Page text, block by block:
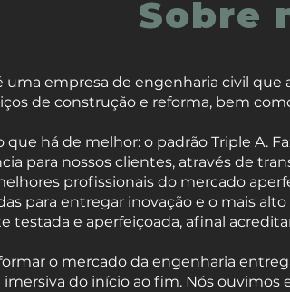
Sobre
uma empresa de engenharia civil
de construção e reforma, bem
que há de melhor: o padrão Triple A.
para nossos clientes, através de
profissionais do mercado
para entregar inovação e o mais
testada e aperfeiçoada, afinal
o mercado da engenharia
do início ao fim. Nós ouvimos